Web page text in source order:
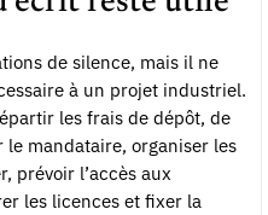
de silence, mais il ne
à un projet industriel.
les frais de dépôt, de
mandataire, organiser les
prévoir l’accès aux
les licences et fixer la